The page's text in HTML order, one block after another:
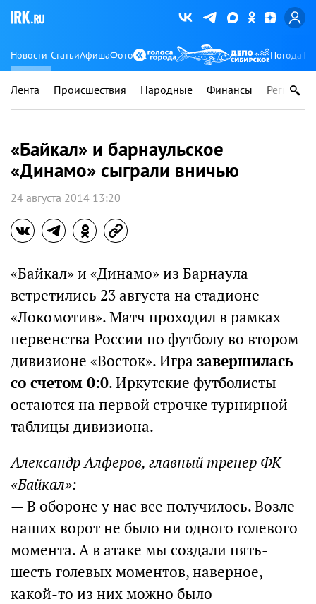
Новости СтатьиАфишаФото Погода
Лента Происшествия Народные Финансы Регионы
«Байкал» и барнаульское
«Динамо» сыграли вничью
24 августа 2014 13:20
«Байкал» и «Динамо» из Барнаула
встретились 23 августа на стадионе
«Локомотив». Матч проходил в рамках
первенства России по футболу во втором
дивизионе «Восток». Игра завершилась
со счетом 0:0. Иркутские футболисты
остаются на первой строчке турнирной
таблицы дивизиона.
Александр Алферов, главный тренер ФК
«Байкал»:
— В обороне у нас все получилось. Возле
наших ворот не было ни одного голевого
момента. А в атаке мы создали пять-
шесть голевых моментов, наверное,
какой-то из них можно было